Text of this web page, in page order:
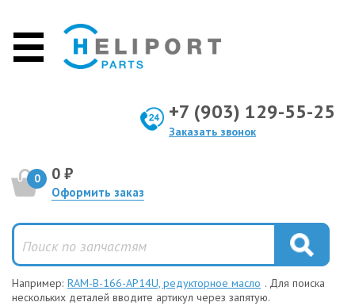
+7 (903) 129-55-25
Заказать звонок
0 0 ₽
Оформить заказ
Например: RAM-B-166-AP14U, редукторное масло . Для поиска
нескольких деталей вводите артикул через запятую.